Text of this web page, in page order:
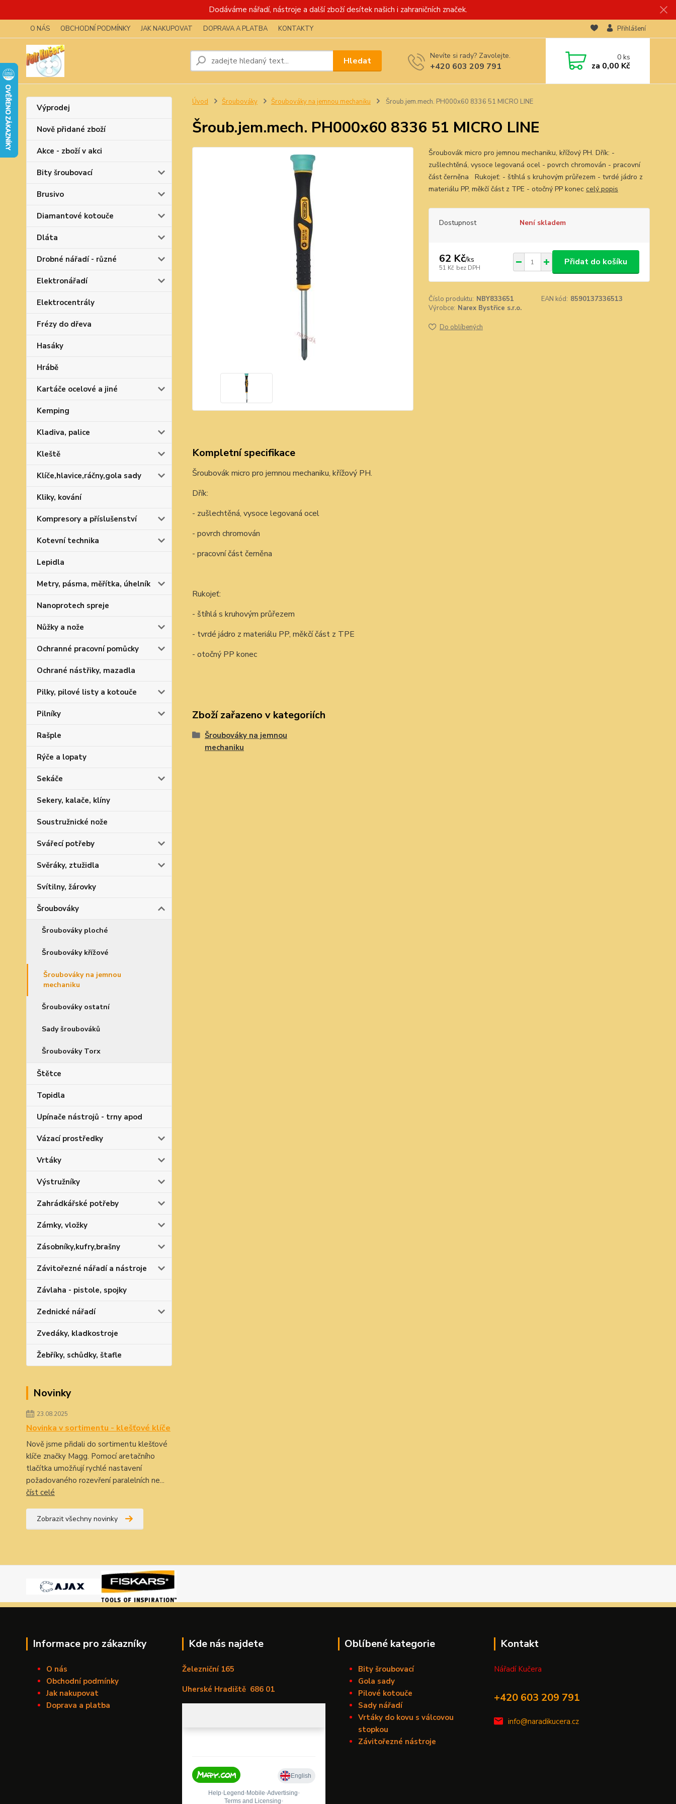
Dodáváme nářadí, nástroje a další zboží desítek našich i zahraničních značek.
O NÁS OBCHODNÍ PODMÍNKY JAK NAKUPOVAT DOPRAVA A PLATBA KONTAKTY Přihlášení
Hledat Nevíte si rady? Zavolejte.
+420 603 209 791
0ks
za 0,00 Kč
Výprodej
Nově přidané zboží
Akce - zboží v akci
Bity šroubovací
Brusivo
Diamantové kotouče
Dláta
Drobné nářadí - různé
Elektronářadí
Elektrocentrály
Frézy do dřeva
Hasáky
Hrábě
Kartáče ocelové a jiné
Kemping
Kladiva, palice
Kleště
Klíče,hlavice,ráčny,gola sady
Kliky, kování
Kompresory a příslušenství
Kotevní technika
Lepidla
Metry, pásma, měřítka, úhelník
Nanoprotech spreje
Nůžky a nože
Ochranné pracovní pomůcky
Ochrané nástřiky, mazadla
Pilky, pilové listy a kotouče
Pilníky
Rašple
Rýče a lopaty
Sekáče
Sekery, kalače, klíny
Soustružnické nože
Svářecí potřeby
Svěráky, ztužidla
Svítilny, žárovky
Šroubováky
Šroubováky ploché
Šroubováky křížové
Šroubováky na jemnou
mechaniku
Šroubováky ostatní
Sady šroubováků
Šroubováky Torx
Štětce
Topidla
Upínače nástrojů - trny apod
Vázací prostředky
Vrtáky
Výstružníky
Zahrádkářské potřeby
Zámky, vložky
Zásobníky,kufry,brašny
Závitořezné nářadí a nástroje
Závlaha - pistole, spojky
Zednické nářadí
Zvedáky, kladkostroje
Žebříky, schůdky, štafle
Novinky
23.08.2025
Novinka v sortimentu - klešťové klíče
Nově jsme přidali do sortimentu klešťové
klíče značky Magg. Pomocí aretačního
tlačítka umožňují rychlé nastavení
požadovaného rozevření paralelních ne...
číst celé
Zobrazit všechny novinky
Úvod Šroubováky Šroubováky na jemnou mechaniku Šroub.jem.mech. PH000x60 8336 51 MICRO LINE
Šroub.jem.mech. PH000x60 8336 51 MICRO LINE
Šroubovák micro pro jemnou mechaniku, křížový PH. Dřík: -
zušlechtěná, vysoce legovaná ocel - povrch chromován - pracovní
část černěna Rukojeť: - štíhlá s kruhovým průřezem - tvrdé jádro z
materiálu PP, měkčí část z TPE - otočný PP konec celý popis
Dostupnost Není skladem
62 Kč/ks
51 Kč bez DPH
Přidat do košíku
Číslo produktu: NBY833651 EAN kód: 8590137336513
Výrobce: Narex Bystřice s.r.o.
Do oblíbených
Kompletní specifikace
Šroubovák micro pro jemnou mechaniku, křížový PH.
Dřík:
- zušlechtěná, vysoce legovaná ocel
- povrch chromován
- pracovní část černěna
Rukojeť:
- štíhlá s kruhovým průřezem
- tvrdé jádro z materiálu PP, měkčí část z TPE
- otočný PP konec
Zboží zařazeno v kategoriích
Šroubováky na jemnou
mechaniku
Informace pro zákazníky
O nás
Obchodní podmínky
Jak nakupovat
Doprava a platba
Kde nás najdete
Železniční 165
Uherské Hradiště 686 01
Oblíbené kategorie
Bity šroubovací
Gola sady
Pilové kotouče
Sady nářadí
Vrtáky do kovu s válcovou
stopkou
Závitořezné nástroje
Kontakt
Nářadí Kučera
+420 603 209 791
info@naradikucera.cz